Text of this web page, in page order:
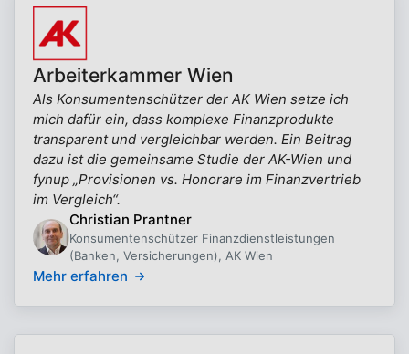
Arbeiterkammer Wien
Als Konsumentenschützer der AK Wien setze ich
mich dafür ein, dass komplexe Finanzprodukte
transparent und vergleichbar werden. Ein Beitrag
dazu ist die gemeinsame Studie der AK-Wien und
fynup „Provisionen vs. Honorare im Finanzvertrieb
im Vergleich“.
Christian Prantner
Konsumentenschützer Finanzdienstleistungen
(Banken, Versicherungen), AK Wien
Mehr erfahren